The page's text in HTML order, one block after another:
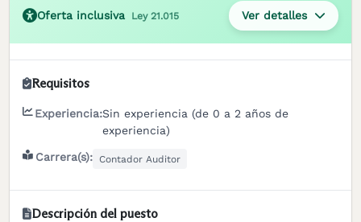
Oferta inclusiva Ley 21.015 Ver detalles
Requisitos
Experiencia:Sin experiencia (de 0 a 2 años de
experiencia)
Carrera(s): Contador Auditor
Descripción del puesto